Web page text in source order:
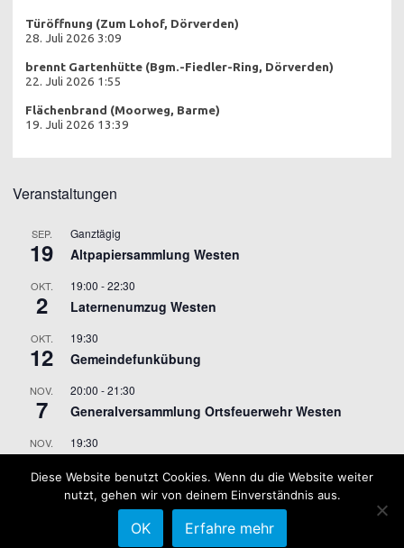
Türöffnung (Zum Lohof, Dörverden)
28. Juli 2026 3:09
brennt Gartenhütte (Bgm.-Fiedler-Ring, Dörverden)
22. Juli 2026 1:55
Flächenbrand (Moorweg, Barme)
19. Juli 2026 13:39
Veranstaltungen
SEP.
19
Ganztägig
Altpapiersammlung Westen
OKT.
2
19:00 -22:30
Laternenumzug Westen
OKT.
12
19:30
Gemeindefunkübung
NOV.
7
20:00 -21:30
Generalversammlung Ortsfeuerwehr Westen
NOV.
9
19:30
Kalender anzeigen
Diese Website benutzt Cookies. Wenn du die Website weiter
nutzt, gehen wir von deinem Einverständnis aus.
OK Erfahre mehr